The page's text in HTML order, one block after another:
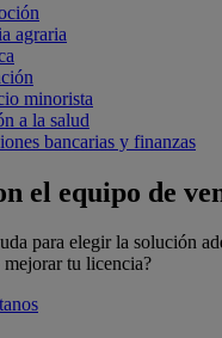
agraria
minorista
a la salud
bancarias y finanzas
el equipo de
para elegir la solución
tu licencia?